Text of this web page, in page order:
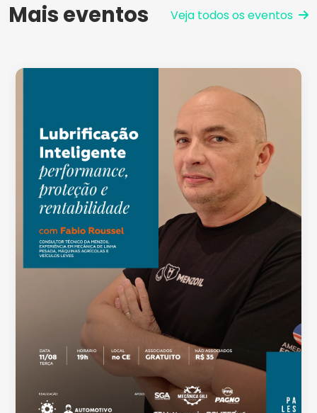
Mais eventos Veja todos os eventos